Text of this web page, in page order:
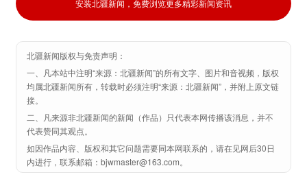
安装北疆新闻，免费浏览更多精彩新闻资讯
北疆新闻版权与免责声明：
一、凡本站中注明“来源：北疆新闻”的所有文字、图片和音视频，版权
均属北疆新闻所有，转载时必须注明“来源：北疆新闻”，并附上原文链
接。
二、凡来源非北疆新闻的新闻（作品）只代表本网传播该消息，并不
代表赞同其观点。
如因作品内容、版权和其它问题需要同本网联系的，请在见网后30日
内进行，联系邮箱：bjwmaster@163.com。